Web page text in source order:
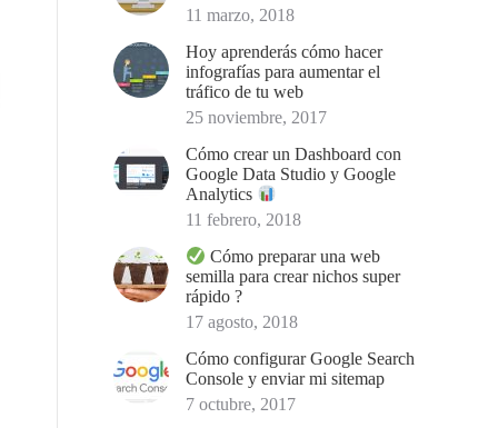
11 marzo, 2018
Hoy aprenderás cómo hacer
infografías para aumentar el
tráfico de tu web
25 noviembre, 2017
Cómo crear un Dashboard con
Google Data Studio y Google
Analytics
11 febrero, 2018
Cómo preparar una web
semilla para crear nichos super
rápido ?
17 agosto, 2018
Cómo configurar Google Search
Console y enviar mi sitemap
7 octubre, 2017